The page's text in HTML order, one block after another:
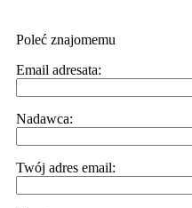
Poleć znajomemu
Email adresata:
Nadawca:
Twój adres email: